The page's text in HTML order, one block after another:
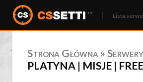
Lista
Strona Główna »
PLATYNA | MISJE |